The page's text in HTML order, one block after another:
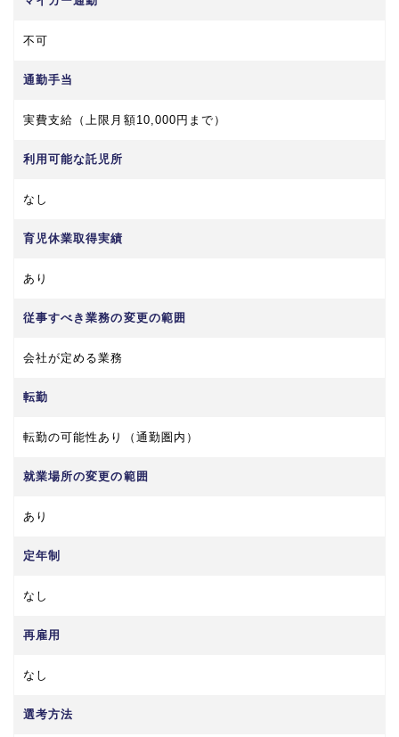
不可
通勤手当
実費支給（上限月額10,000円まで）
利用可能な託児所
なし
育児休業取得実績
あり
従事すべき業務の変更の範囲
会社が定める業務
転勤
転勤の可能性あり（通勤圏内）
就業場所の変更の範囲
あり
定年制
なし
再雇用
なし
選考方法